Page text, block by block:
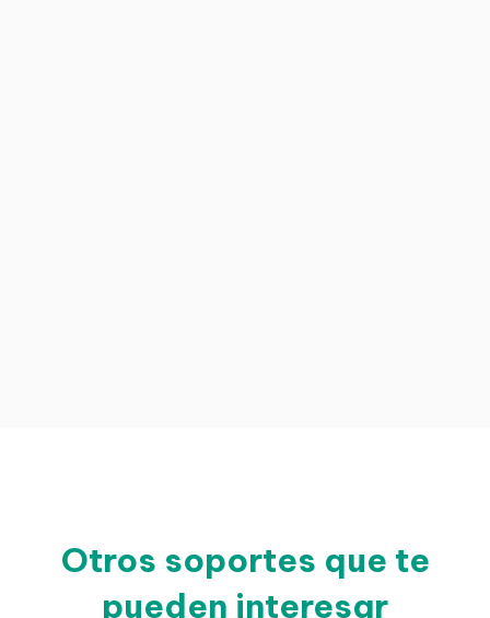
Otros soportes que te
pueden interesar